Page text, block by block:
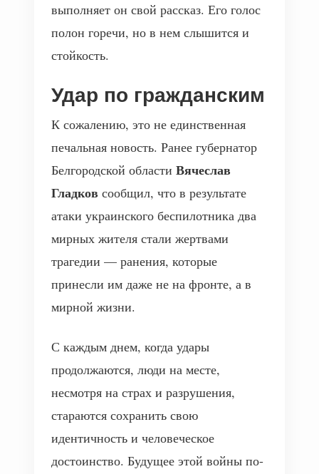
выполняет он свой рассказ. Его голос
полон горечи, но в нем слышится и
стойкость.
Удар по гражданским
К сожалению, это не единственная
печальная новость. Ранее губернатор
Белгородской области Вячеслав
Гладков сообщил, что в результате
атаки украинского беспилотника два
мирных жителя стали жертвами
трагедии — ранения, которые
принесли им даже не на фронте, а в
мирной жизни.
С каждым днем, когда удары
продолжаются, люди на месте,
несмотря на страх и разрушения,
стараются сохранить свою
идентичность и человеческое
достоинство. Будущее этой войны по-